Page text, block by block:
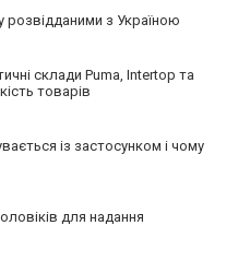
розвідданими з Україною
склади Puma, Intertop та
товарів
із застосунком і чому
для надання